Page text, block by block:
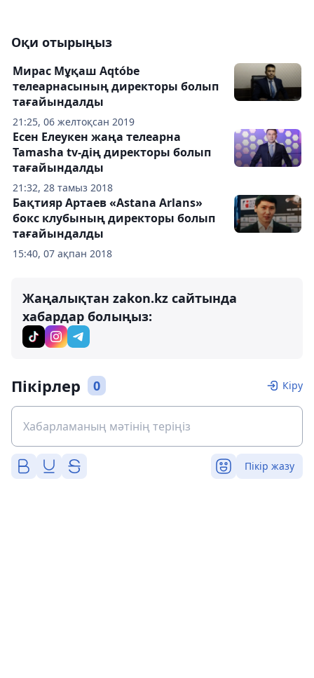
Оқи отырыңыз
21:25, 06 желтоқсан 2019
Мирас Мұқаш Aqtóbe
телеарнасының директоры болып
тағайындалды
21:32, 28 тамыз 2018
Есен Елеукен жаңа телеарна
Tamasha tv-дің директоры болып
тағайындалды
15:40, 07 ақпан 2018
Бақтияр Артаев «Astana Arlans»
бокс клубының директоры болып
тағайындалды
Жаңалықтан zakon.kz сайтында
хабардар болыңыз:
Пікірлер 0 Кіру
Пікір жазу